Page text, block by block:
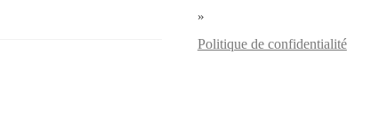
»
Politique de confidentialité